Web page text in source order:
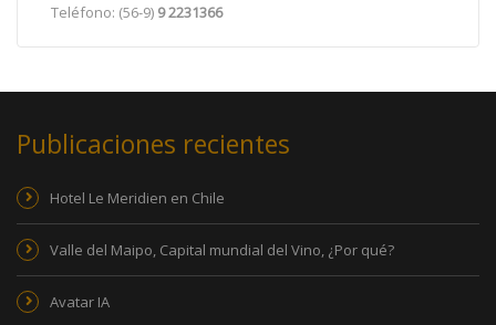
Teléfono: (56-9) 9 2231366
Publicaciones recientes
Hotel Le Meridien en Chile
Valle del Maipo, Capital mundial del Vino, ¿Por qué?
Avatar IA